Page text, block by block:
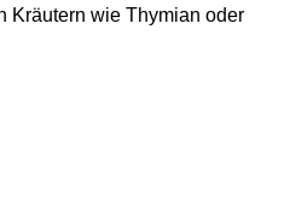
Kräutern wie Thymian oder